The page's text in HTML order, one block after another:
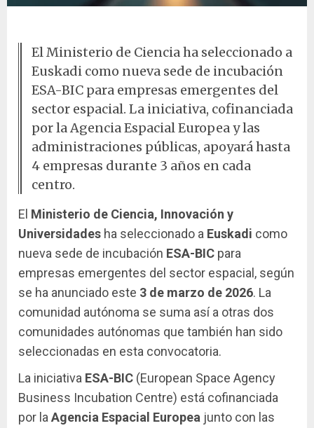
El Ministerio de Ciencia ha seleccionado a
Euskadi como nueva sede de incubación
ESA-BIC para empresas emergentes del
sector espacial. La iniciativa, cofinanciada
por la Agencia Espacial Europea y las
administraciones públicas, apoyará hasta
4 empresas durante 3 años en cada
centro.
El Ministerio de Ciencia, Innovación y
Universidades ha seleccionado a Euskadi como
nueva sede de incubación ESA-BIC para
empresas emergentes del sector espacial, según
se ha anunciado este 3 de marzo de 2026. La
comunidad autónoma se suma así a otras dos
comunidades autónomas que también han sido
seleccionadas en esta convocatoria.
La iniciativa ESA-BIC (European Space Agency
Business Incubation Centre) está cofinanciada
por la Agencia Espacial Europea junto con las